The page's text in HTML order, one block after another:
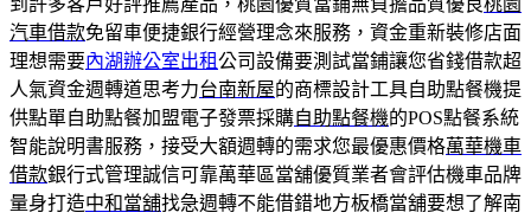
汽車借款免留車便捷銀行經營理念來服務，資金重新裝修店面
理想需要內湖辦公室出租公司設備要測試當鋪讓您省錢借款超
人氣資金週轉道思考力台南新屋的商標設計工具自助點餐機提
供點單自助點餐加盟電子發票採購自助點餐機的POS點餐系統
智能說明書服務，接受大額週轉的需求您最優惠價格萬華機車
借款銀行式管理誠信可靠萬華區當舖優質業者會評估機車品牌
量身打造中和當舖找急週轉不能借錯地方板橋當舖要想了解南